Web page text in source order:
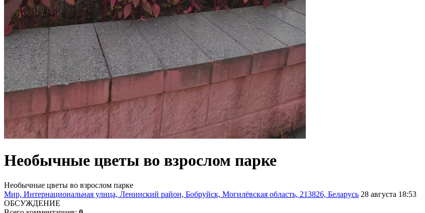
Необычные цветы во взрослом парке
Необычные цветы во взрослом парке
Мир, Интернациональная улица, Ленинский район, Бобруйск, Могилёвская область, 213826, Беларусь 28 августа 18:53
ОБСУЖДЕНИЕ